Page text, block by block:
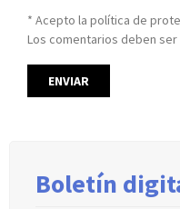
* Acepto la política de
Los comentarios deben
Boletín